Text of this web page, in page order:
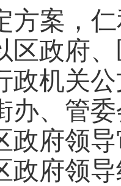
方案，
区政府
政机关
办、管
政府领
政府领